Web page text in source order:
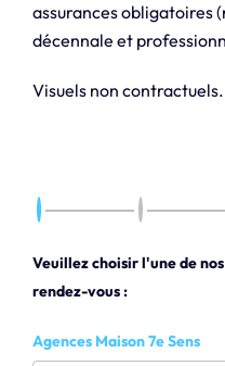
assurances obligatoires
décennale et
Visuels non contractuels.
Veuillez choisir l'une de
rendez-vous :
Agences Maison 7e Sens